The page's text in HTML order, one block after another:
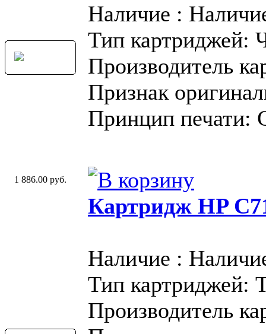
Наличие :
Тип картриджей:
Производитель
Признак
Принцип печати:
1 886.00 руб.
Картридж HP
Наличие :
Тип картриджей:
Производитель